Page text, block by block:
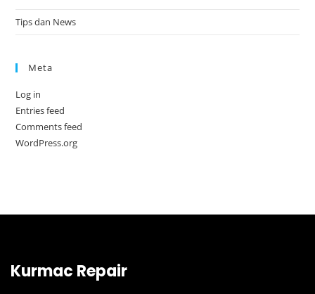
Tips dan News
Meta
Log in
Entries feed
Comments feed
WordPress.org
Kurmac Repair